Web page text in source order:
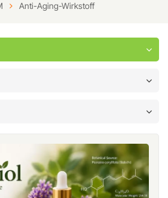
Anti-Aging-Wirkstoff